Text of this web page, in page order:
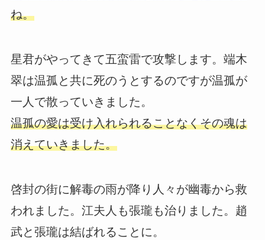
ね。
星君がやってきて五蛮雷で攻撃します。端木
翠は温孤と共に死のうとするのですが温孤が
一人で散っていきました。
温孤の愛は受け入れられることなくその魂は
消えていきました。
啓封の街に解毒の雨が降り人々が幽毒から救
われました。江夫人も張瓏も治りました。趙
武と張瓏は結ばれることに。